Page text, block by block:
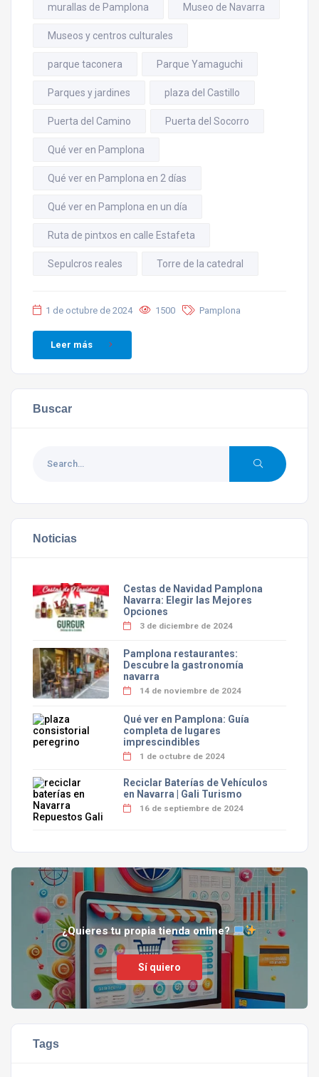
murallas de Pamplona Museo de Navarra
Museos y centros culturales
parque taconera Parque Yamaguchi
Parques y jardines plaza del Castillo
Puerta del Camino Puerta del Socorro
Qué ver en Pamplona
Qué ver en Pamplona en 2 días
Qué ver en Pamplona en un día
Ruta de pintxos en calle Estafeta
Sepulcros reales Torre de la catedral
1 de octubre de 2024 1500 Pamplona
Leer más
Buscar
Noticias
Cestas de Navidad Pamplona
Navarra: Elegir las Mejores
Opciones
3 de diciembre de 2024
Pamplona restaurantes:
Descubre la gastronomía
navarra
14 de noviembre de 2024
Qué ver en Pamplona: Guía
completa de lugares
imprescindibles
1 de octubre de 2024
Reciclar Baterías de Vehículos
en Navarra | Gali Turismo
16 de septiembre de 2024
¿Quieres tu propia tienda online?
Sí quiero
Tags